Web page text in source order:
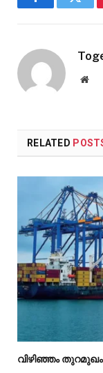
Facebook
RELATED
വിഴിഞ്ഞം